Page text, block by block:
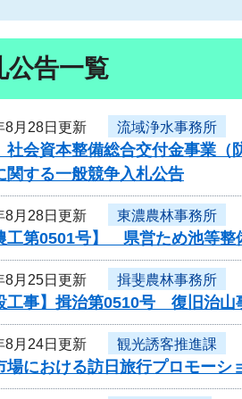
公告一覧
8月28日更新 流域浄水事務所
会資本整備総合交付金事業（
関する一般競争入札公告
8月28日更新 東濃農林事務所
工第0501号】 県営ため池等
8月25日更新 揖斐農林事務所
工事】揖治第0510号 復旧治
8月24日更新 観光誘客推進課
場における訪日旅行プロモーシ